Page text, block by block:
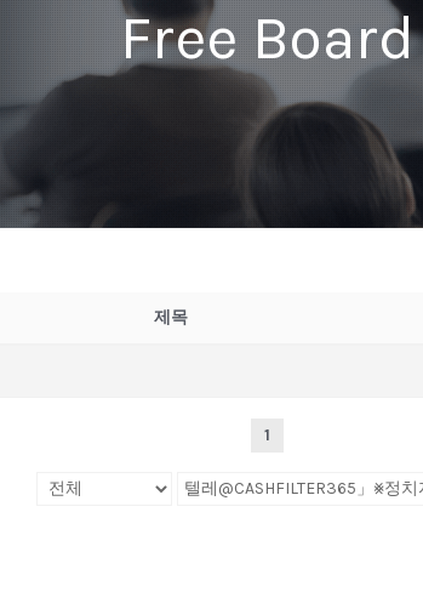
Free Board
제목
1